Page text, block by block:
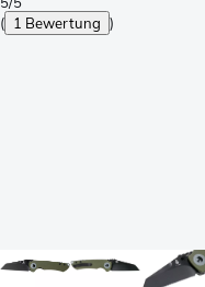
( 1 Bewertung )